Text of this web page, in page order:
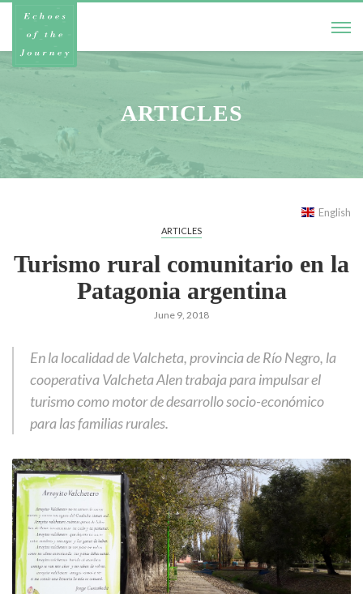
ARTICLES
English
ARTICLES
Turismo rural comunitario en la
Patagonia argentina
June 9, 2018
En la localidad de Valcheta, provincia de Río Negro, la
cooperativa Valcheta Alen trabaja para impulsar el
turismo como motor de desarrollo socio-económico
para las familias rurales.